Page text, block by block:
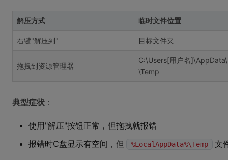
解压方式 临时文件位置
右键"解压到" 目标文件夹
拖拽到资源管理器
C:\Users[用户名
\Temp
典型症状 ：
使用"解压"按钮正常，但拖拽就报错
报错时C盘显示有空间，但
%LocalAppData%\Temp 文